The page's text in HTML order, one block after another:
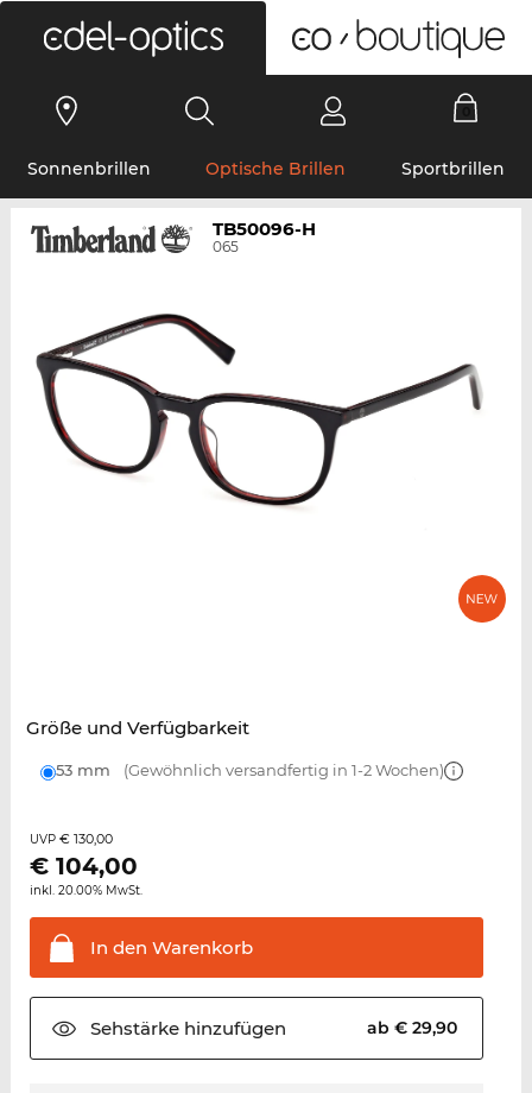
Sonnenbrillen Optische Brillen Sportbrillen
TB50096-H
065
Größe und Verfügbarkeit
53 mm (Gewöhnlich versandfertig in 1-2 Wochen)
UVP € 130,00
€ 104,00
inkl. 20.00% MwSt.
In den Warenkorb
Sehstärkehinzufügen ab € 29,90